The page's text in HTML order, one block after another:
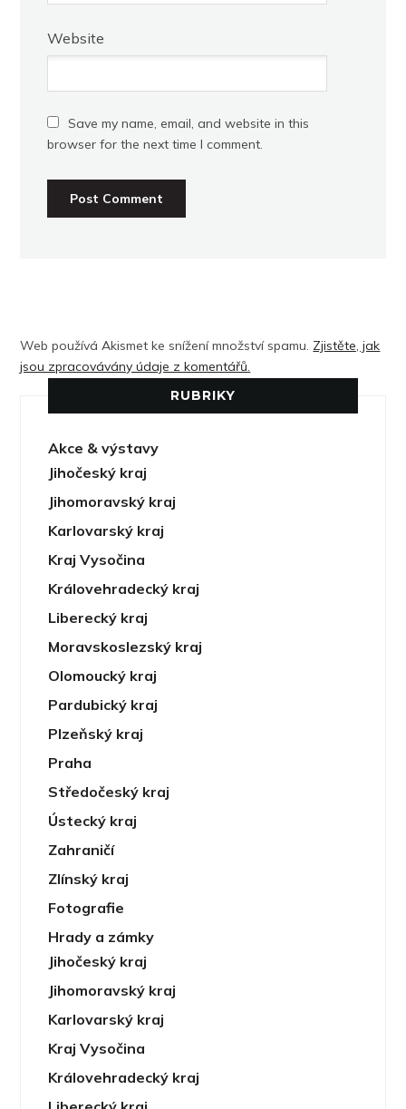
Website
Save my name, email, and website in this
browser for the next time I comment.
Web používá Akismet ke snížení množství spamu. Zjistěte, jak
jsou zpracovávány údaje z komentářů.
RUBRIKY
Akce & výstavy
Jihočeský kraj
Jihomoravský kraj
Karlovarský kraj
Kraj Vysočina
Královehradecký kraj
Liberecký kraj
Moravskoslezský kraj
Olomoucký kraj
Pardubický kraj
Plzeňský kraj
Praha
Středočeský kraj
Ústecký kraj
Zahraničí
Zlínský kraj
Fotografie
Hrady a zámky
Jihočeský kraj
Jihomoravský kraj
Karlovarský kraj
Kraj Vysočina
Královehradecký kraj